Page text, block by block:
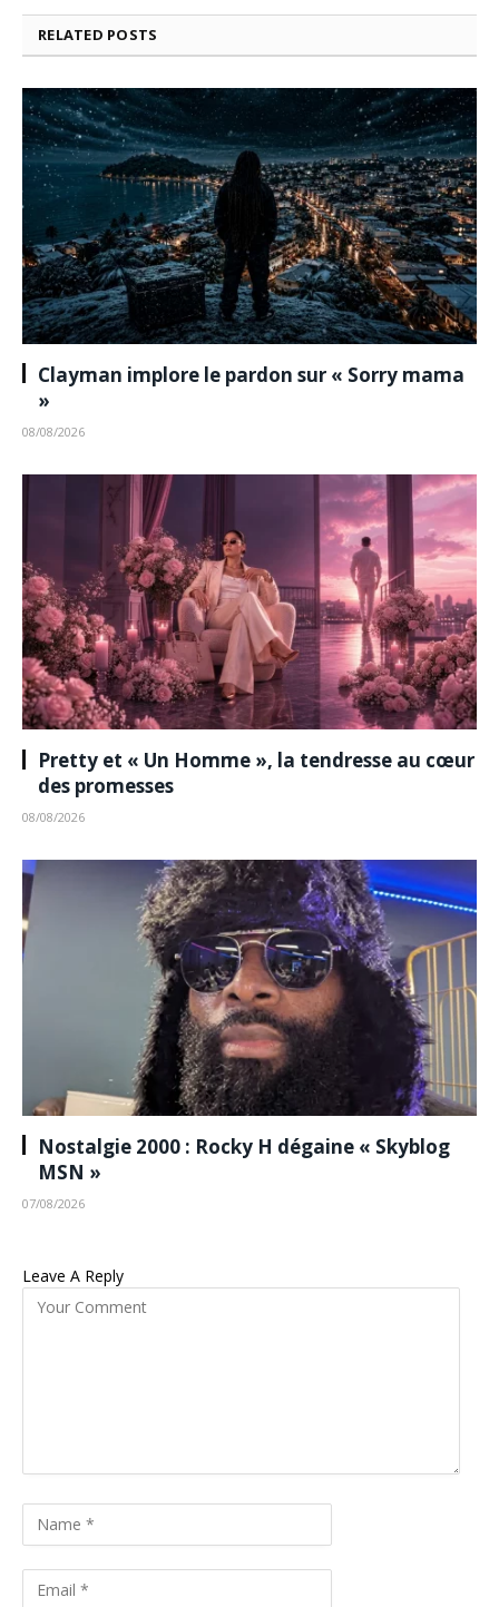
RELATED POSTS
Clayman implore le pardon sur « Sorry mama
»
08/08/2026
Pretty et « Un Homme », la tendresse au cœur
des promesses
08/08/2026
Nostalgie 2000 : Rocky H dégaine « Skyblog
MSN »
07/08/2026
Leave A Reply